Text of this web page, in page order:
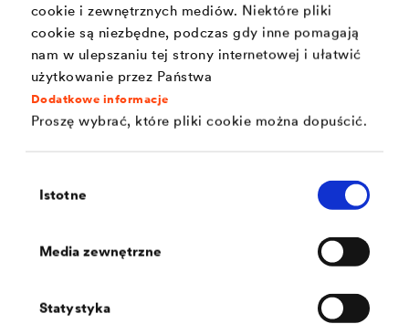
cookie i zewnętrznych mediów. Niektóre pliki
cookie są niezbędne, podczas gdy inne pomagają
nam w ulepszaniu tej strony internetowej i ułatwić
użytkowanie przez Państwa
Dodatkowe informacje
Proszę wybrać, które pliki cookie można dopuścić.
zgody
Istotne
Media zewnętrzne
Statystyka
płytą posadzkową a pierwszą warstwą cegły. Do tego
celu nadają się odporne mechanicznie i trwałe izolacje
uszczelniające wykonane z tworzyw sztucznych lub
bitumu. Podczas układania należy wyrównać zaprawą
murarską powierzchnie nośne do grubości
Dzięki wytrzymałemu i kompatybilnemu z bitumem
materiałowi, produkty
-IZOLACJA POZIOMA
są idealne do wykonywania uszczelnień
poziomych u podstawy domu. Folia musi mieć